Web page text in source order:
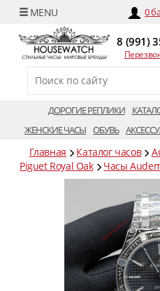
0
8 (991)
ДОРОГИЕ РЕПЛИКИ
ЖЕНСКИЕ ЧАСЫ ОБУВЬ
Главная Каталог часов
Piguet Royal Oak
Часы